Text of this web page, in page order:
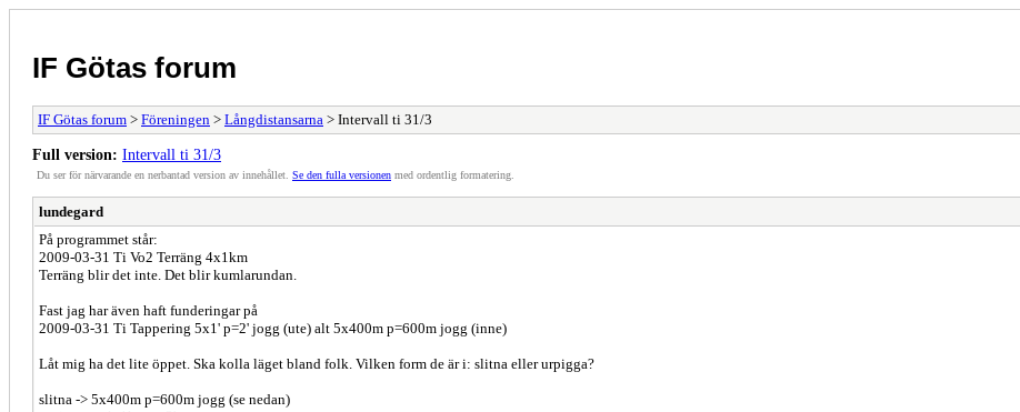
IF Götas forum
IF Götas forum > Föreningen > Långdistansarna > Intervall ti 31/3
Full version: Intervall ti 31/3
Du ser för närvarande en nerbantad version av innehållet. Se den fulla versionen med ordentlig formatering.
lundegard
På programmet står:
2009-03-31 Ti Vo2 Terräng 4x1km
Terräng blir det inte. Det blir kumlarundan.
Fast jag har även haft funderingar på
2009-03-31 Ti Tappering 5x1' p=2' jogg (ute) alt 5x400m p=600m jogg (inne)
Låt mig ha det lite öppet. Ska kolla läget bland folk. Vilken form de är i: slitna eller urpigga?
slitna -> 5x400m p=600m jogg (se nedan)